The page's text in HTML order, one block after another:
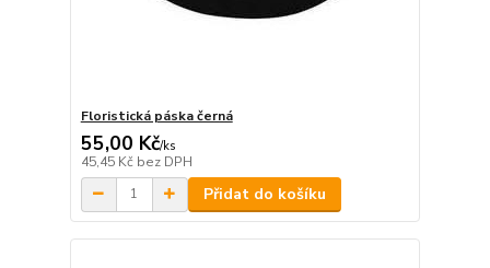
Floristická páska černá
55,00 Kč/ks
45,45 Kč bez DPH
Přidat do košíku